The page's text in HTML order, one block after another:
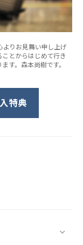
りお見舞い申し上げ
とからはじめて行き
す。森本尚樹です。
特典